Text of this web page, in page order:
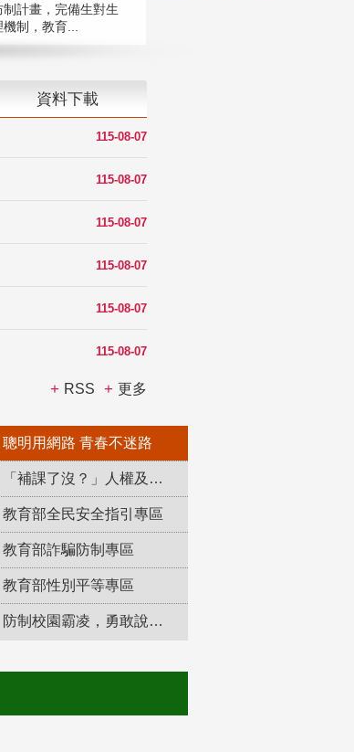
計畫，完備生對生
制，教育...
資料下載
115-08-07
115-08-07
115-08-07
115-08-07
115-08-07
115-08-07
RSS 更多
聰明用網路 青春不迷路
「補課了沒？」人權及轉型正義教育專區
教育部全民安全指引專區
教育部詐騙防制專區
教育部性別平等專區
防制校園霸凌，勇敢說出來！